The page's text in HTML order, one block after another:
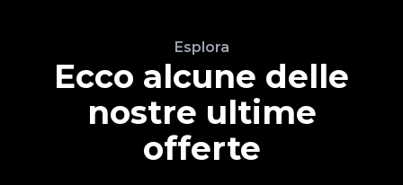
Esplora
Ecco alcune delle
nostre ultime
offerte